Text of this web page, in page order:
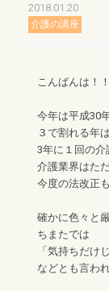
2018.01.20
介護の講座
こんばんは！！
今年は平成30年
３で割れる年
3年に１回の介
介護業界はた
今度の法改正
確かに色々と
ちまたでは
「気持ちだけ
などとも言わ